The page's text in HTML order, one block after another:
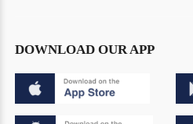
DOWNLOAD OUR APP